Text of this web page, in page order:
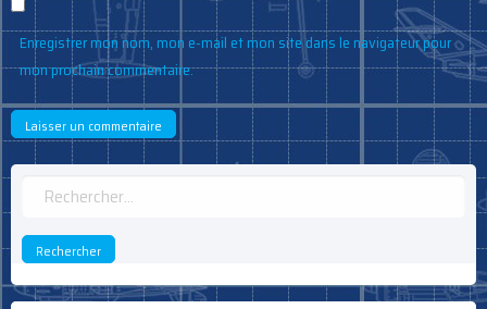
Enregistrer mon nom, mon e-mail et mon site dans le navigateur pour
mon prochain commentaire.
Rechercher :